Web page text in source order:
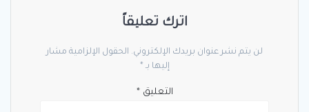
اترك تعليقاً
لن يتم نشر عنوان بريدك الإلكتروني. الحقول الإلزامية مشار
إليها بـ *
التعليق*